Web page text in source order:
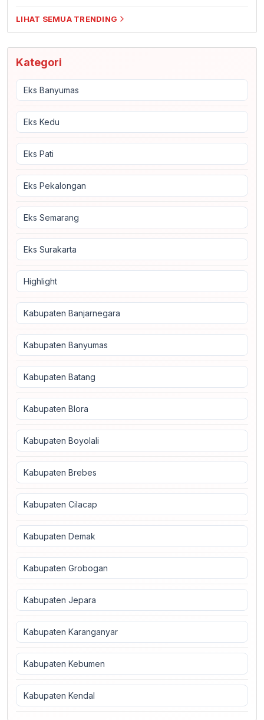
LIHAT SEMUA TRENDING
Kategori
Eks Banyumas
Eks Kedu
Eks Pati
Eks Pekalongan
Eks Semarang
Eks Surakarta
Highlight
Kabupaten Banjarnegara
Kabupaten Banyumas
Kabupaten Batang
Kabupaten Blora
Kabupaten Boyolali
Kabupaten Brebes
Kabupaten Cilacap
Kabupaten Demak
Kabupaten Grobogan
Kabupaten Jepara
Kabupaten Karanganyar
Kabupaten Kebumen
Kabupaten Kendal